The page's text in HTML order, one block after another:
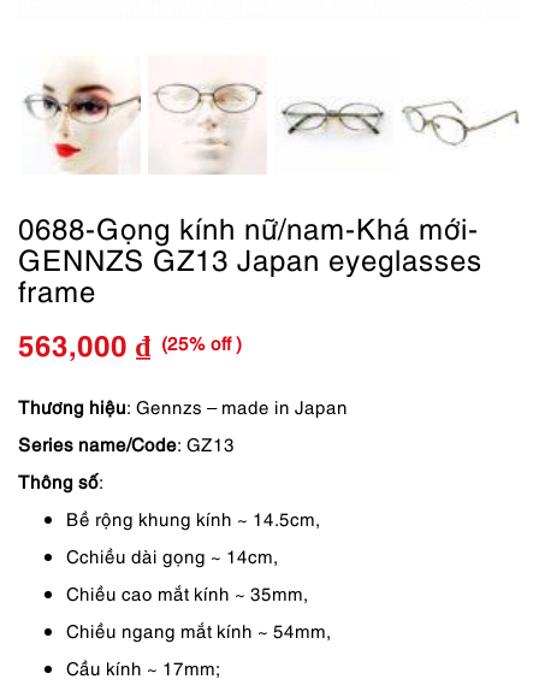
0688-Gọng kính nữ/nam-Khá mới-
GENNZS GZ13 Japan eyeglasses
frame
Giá
gốc
là:
563,000 ₫
Giá
hiện
tại
563,000 ₫.
(25% off )
Thương hiệu: Gennzs – made in Japan
Series name/Code: GZ13
Thông số:
Bề rộng khung kính ~ 14.5cm,
Cchiều dài gọng ~ 14cm,
Chiều cao mắt kính ~ 35mm,
Chiều ngang mắt kính ~ 54mm,
Cầu kính ~ 17mm;